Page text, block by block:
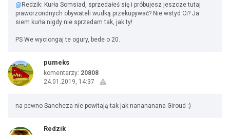
@ Redzik: Kurła Somsiad, sprzedałeś się i próbujesz jeszcze tutaj
praworzondnych obywateli wudką przekupywać? Nie wstyd Ci? Ja
siem kurła nigdy nie sprzedam tak, jak ty!
PS We wyciongaj te ogury, bede o 20.
pumeks
komentarzy: 20808
24.01.2019, 14:37
na pewno Sancheza nie powitają tak jak nanananana Giroud :)
Redzik